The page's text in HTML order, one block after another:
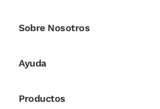
Sobre Nosotros
Ayuda
Productos